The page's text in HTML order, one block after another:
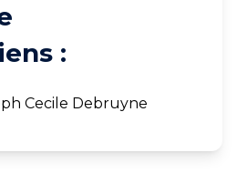
:
Cecile Debruyne